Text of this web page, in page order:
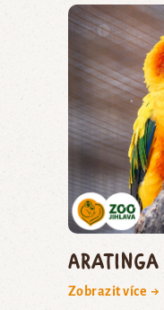
Zobrazit více →